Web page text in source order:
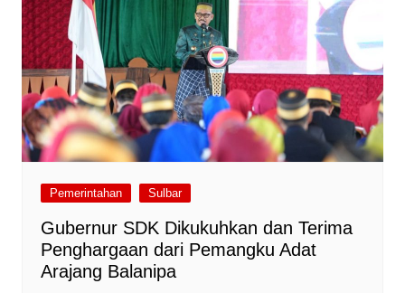
Pemerintahan Sulbar
Gubernur SDK Dikukuhkan dan Terima
Penghargaan dari Pemangku Adat
Arajang Balanipa